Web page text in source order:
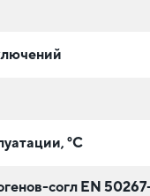
°C
согл EN